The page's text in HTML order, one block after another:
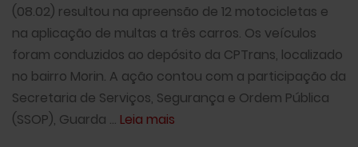
(08.02) resultou na apreensão de 12 motocicletas e
na aplicação de multas a três carros. Os veículos
foram conduzidos ao depósito da CPTrans, localizado
no bairro Morin. A ação contou com a participação da
Secretaria de Serviços, Segurança e Ordem Pública
(SSOP), Guarda ... Leia mais